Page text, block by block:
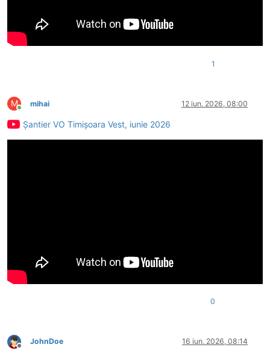
1
M
Conectat
mihai 12 iun. 2026, 08:00
Șantier VO Timișoara Vest, iunie 2026
0
Deconectat
JohnDoe 16 iun. 2026, 08:14